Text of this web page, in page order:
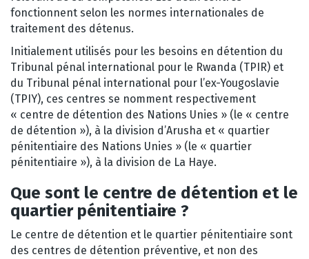
fonctionnent selon les normes internationales de
traitement des détenus.
Initialement utilisés pour les besoins en détention du
Tribunal pénal international pour le Rwanda (TPIR) et
du Tribunal pénal international pour l’ex-Yougoslavie
(TPIY), ces centres se nomment respectivement
« centre de détention des Nations Unies » (le « centre
de détention »), à la division d’Arusha et « quartier
pénitentiaire des Nations Unies » (le « quartier
pénitentiaire »), à la division de La Haye.
Que sont le centre de détention et le
quartier pénitentiaire ?
Le centre de détention et le quartier pénitentiaire sont
des centres de détention préventive, et non des